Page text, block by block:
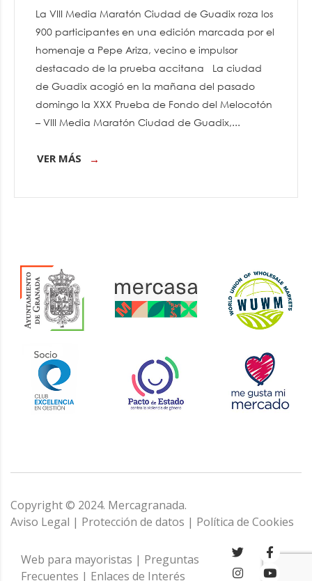
La VIII Media Maratón Ciudad de Guadix roza los
900 participantes en una edición marcada por el
homenaje a Pepe Ariza, vecino e impulsor
destacado de la prueba accitana La ciudad
de Guadix acogió en la mañana del pasado
domingo la XXX Prueba de Fondo del Melocotón
– VIII Media Maratón Ciudad de Guadix,...
VER MÁS
Copyright © 2024. Mercagranada.
Aviso Legal | Protección de datos | Política de Cookies
Web para mayoristas | Preguntas
Frecuentes | Enlaces de Interés